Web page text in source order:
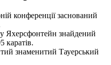
конференції заснований
знайдений
каратів.
знаменитий Тауерський